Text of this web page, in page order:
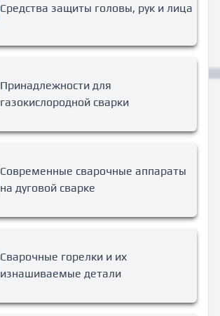
Средства защиты головы, рук и лица
Принадлежности для
газокислородной сварки
Современные сварочные аппараты
на дуговой сварке
Сварочные горелки и их
изнашиваемые детали